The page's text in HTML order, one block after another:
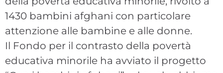
1430 bambini afghani con particolare
attenzione alle bambine e alle donne.
Il Fondo per il contrasto della povertà
educativa minorile ha avviato il progetto